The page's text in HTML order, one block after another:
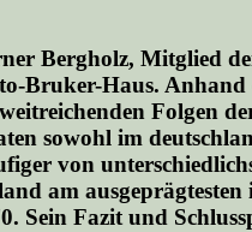
Bergholz, Mitglied
Bruker-Haus.
Folgen
sowohl im
von
am
Sein Fazit und